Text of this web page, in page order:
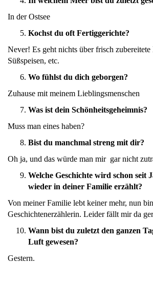
In der Ostsee
Kochst du oft Fertiggerichte?
Never! Es geht nichts über frisch zubereitete
Süßspeisen, etc.
Wo fühlst du dich geborgen?
Zuhause mit meinem Lieblingsmenschen
Was ist dein Schönheitsgeheimnis?
Muss man eines haben?
Bist du manchmal streng mit dir?
Oh ja, und das würde man mir gar nicht
Welche Geschichte wird schon seit
wieder in deiner Familie erzählt?
Von meiner Familie lebt keiner mehr, nun
Geschichtenerzählerin. Leider fällt mir da
Wann bist du zuletzt den ganzen
Luft gewesen?
Gestern.